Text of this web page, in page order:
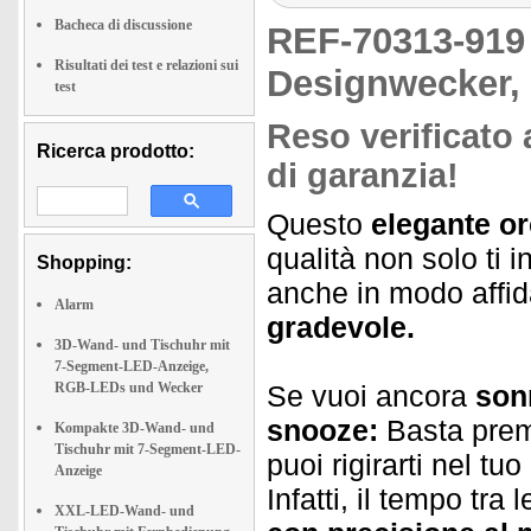
Bacheca di discussione
Risultati dei test e relazioni sui
test
Ricerca prodotto:
Shopping:
Alarm
3D-Wand- und Tischuhr mit
7-Segment-LED-Anzeige,
RGB-LEDs und Wecker
Kompakte 3D-Wand- und
Tischuhr mit 7-Segment-LED-
Anzeige
XXL-LED-Wand- und
REF-70313-
Reso verificato
di garanzia!
Questo elegante
qualità non solo ti
anche in modo
gradevole.
Se vuoi ancora
snooze: Basta
puoi rigirarti nel
Infatti, il tempo tra